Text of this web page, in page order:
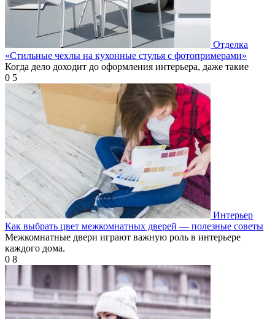
Отделка
«Стильные чехлы на кухонные стулья с фотопримерами»
Когда дело доходит до оформления интерьера, даже такие
0 5
Интерьер
Как выбрать цвет межкомнатных дверей — полезные советы
Межкомнатные двери играют важную роль в интерьере
каждого дома.
0 8